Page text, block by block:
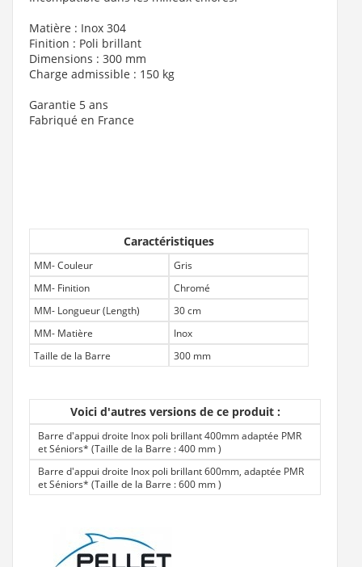
Matière : Inox 304
Finition : Poli brillant
Dimensions : 300 mm
Charge admissible : 150 kg
Garantie 5 ans
Fabriqué en France
Caractéristiques
MM- Couleur
Gris
MM- Finition
Chromé
MM- Longueur (Length)
30 cm
MM- Matière
Inox
Taille de la Barre
300 mm
Voici d'autres versions de ce produit :
Barre d'appui droite Inox poli brillant 400mm adaptée PMR
et Séniors* (Taille de la Barre : 400 mm)
Barre d'appui droite Inox poli brillant 600mm, adaptée PMR
et Séniors* (Taille de la Barre : 600 mm)